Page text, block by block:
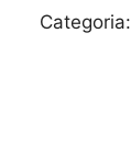
Categoria: